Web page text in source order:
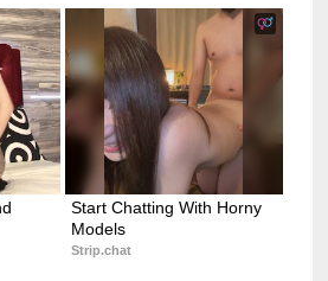
Start Chatting With Horny
Models
Strip.chat